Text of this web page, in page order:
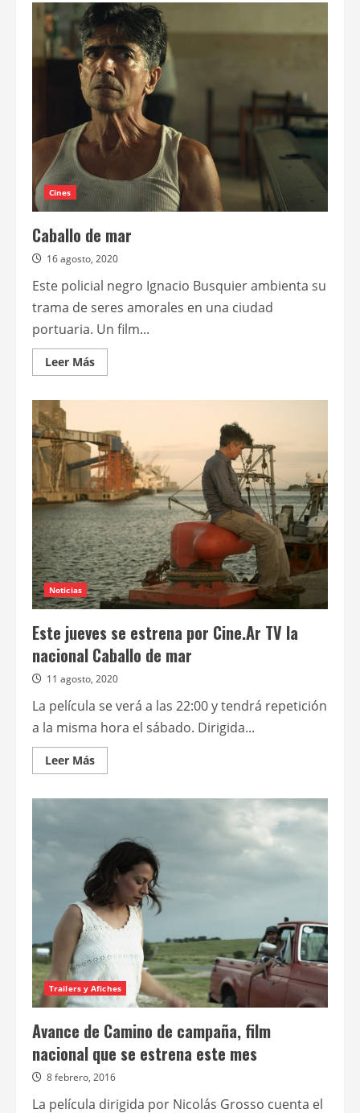
En
febrero
se
estrena
Jesús
López,
nuevo
film
de
Maximiliano
Schonfeld
Cines
Caballo de mar
16 agosto, 2020
Este policial negro Ignacio Busquier ambienta su
trama de seres amorales en una ciudad
portuaria. Un film...
Leer MásLeer
más
mar
Noticias
Este jueves se estrena por Cine.Ar TV la
nacional Caballo de mar
11 agosto, 2020
La película se verá a las 22:00 y tendrá repetición
a la misma hora el sábado. Dirigida...
Leer MásLeer
más
estrena
por
Cine.Ar
TV
la
nacional
Caballo
de
mar
Trailers y Afiches
Avance de Camino de campaña, film
nacional que se estrena este mes
8 febrero, 2016
La película dirigida por Nicolás Grosso cuenta el